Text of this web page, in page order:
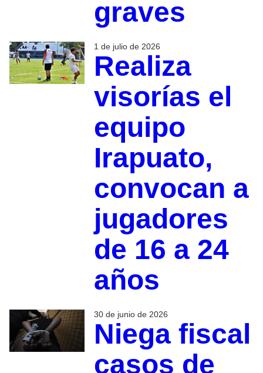
graves
1 de julio de 2026
Realiza
visorías el
equipo
Irapuato,
convocan a
jugadores
de 16 a 24
años
30 de junio de 2026
Niega fiscal
casos de